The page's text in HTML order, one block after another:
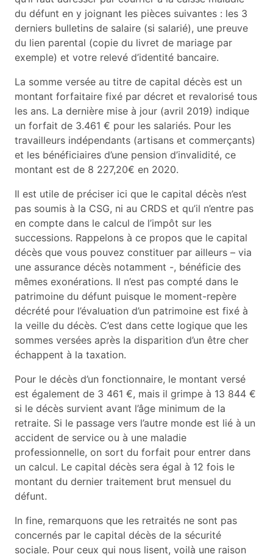
du défunt en y joignant les pièces suivantes : les 3
derniers bulletins de salaire (si salarié), une preuve
du lien parental (copie du livret de mariage par
exemple) et votre relevé d’identité bancaire.
La somme versée au titre de capital décès est un
montant forfaitaire fixé par décret et revalorisé tous
les ans. La dernière mise à jour (avril 2019) indique
un forfait de 3.461 € pour les salariés. Pour les
travailleurs indépendants (artisans et commerçants)
et les bénéficiaires d’une pension d’invalidité, ce
montant est de 8 227,20€ en 2020.
Il est utile de préciser ici que le capital décès n’est
pas soumis à la CSG, ni au CRDS et qu’il n’entre pas
en compte dans le calcul de l’impôt sur les
successions. Rappelons à ce propos que le capital
décès que vous pouvez constituer par ailleurs – via
une assurance décès notamment -, bénéficie des
mêmes exonérations. Il n’est pas compté dans le
patrimoine du défunt puisque le moment-repère
décrété pour l’évaluation d’un patrimoine est fixé à
la veille du décès. C’est dans cette logique que les
sommes versées après la disparition d’un être cher
échappent à la taxation.
Pour le décès d’un fonctionnaire, le montant versé
est également de 3 461 €, mais il grimpe à 13 844 €
si le décès survient avant l’âge minimum de la
retraite. Si le passage vers l’autre monde est lié à un
accident de service ou à une maladie
professionnelle, on sort du forfait pour entrer dans
un calcul. Le capital décès sera égal à 12 fois le
montant du dernier traitement brut mensuel du
défunt.
In fine, remarquons que les retraités ne sont pas
concernés par le capital décès de la sécurité
sociale. Pour ceux qui nous lisent, voilà une raison